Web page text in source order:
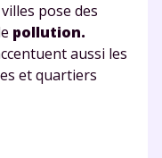
pose des
pollution.
aussi les
et quartiers